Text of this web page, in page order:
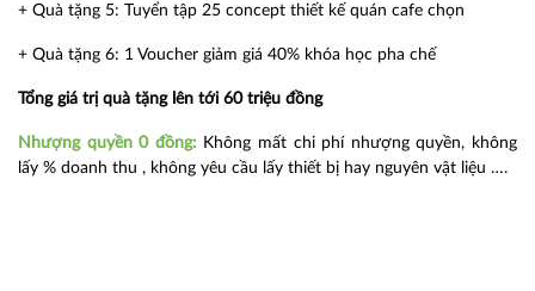
+ Quà tặng 5: Tuyển tập 25 concept thiết kế quán cafe chọn
+ Quà tặng 6: 1 Voucher giảm giá 40% khóa học pha chế
Tổng giá trị quà tặng lên tới 60 triệu đồng
Nhượng quyền 0 đồng: Không mất chi phí nhượng quyền, không
lấy % doanh thu , không yêu cầu lấy thiết bị hay nguyên vật liệu ….